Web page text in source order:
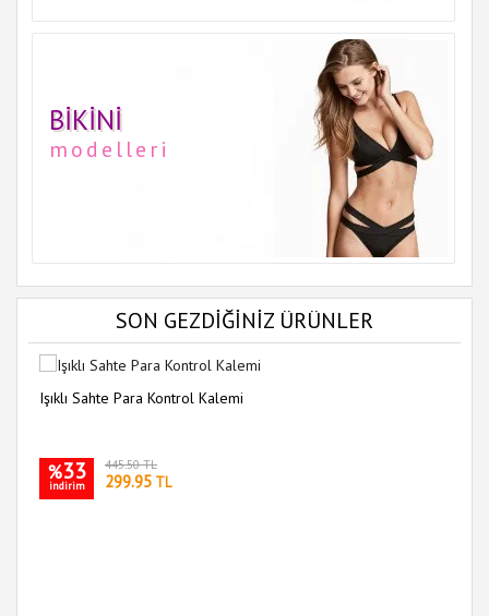
BIKINI
modelleri
SON GEZDİĞİNİZ ÜRÜNLER
Işıklı Sahte Para Kontrol Kalemi
%33
indirim
445.50 TL
299.95 TL